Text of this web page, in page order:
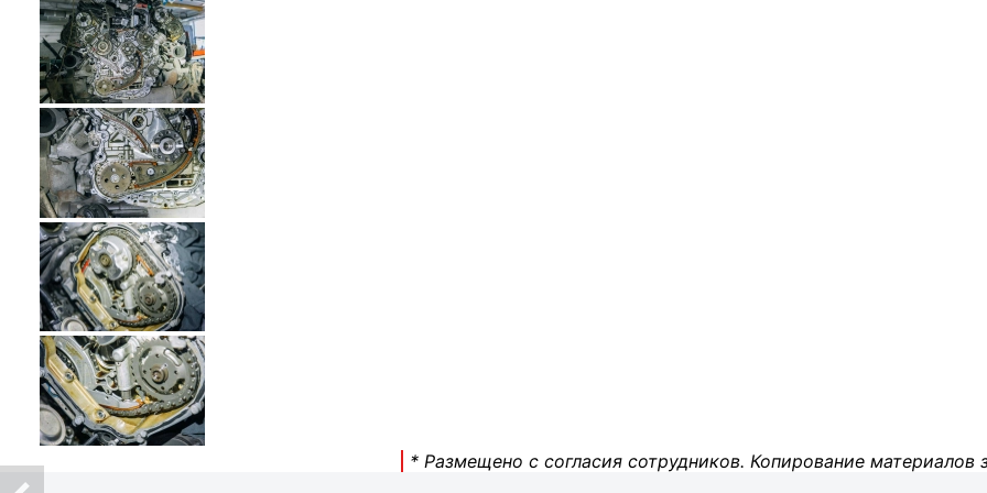
* Размещено с согласия сотрудников. Копирование материалов